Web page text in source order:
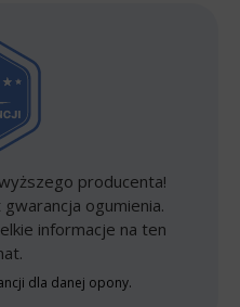
producenta!
ogumienia.
informacje na ten
dla danej opony.